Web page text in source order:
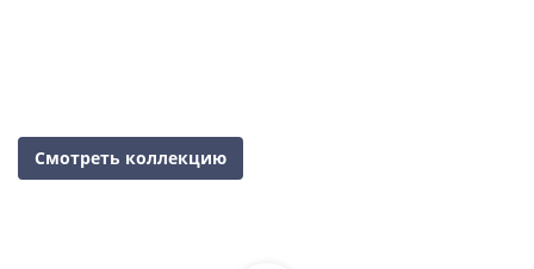
Смотреть коллекцию